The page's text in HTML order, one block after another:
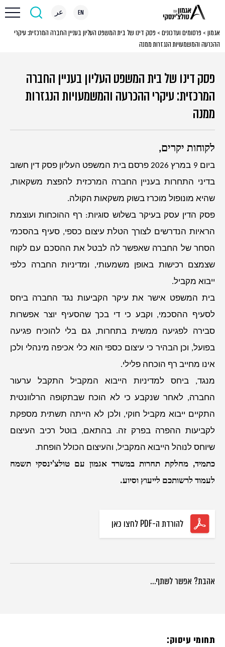
EN عر
אגמון > פרסומים ועדכונים > פסק דינו של בית המשפט העליון בעניין החברה המרכזית: עיקרי
ההכרעה והמשמעויות הנגזרות ממנה
פסק דינו של בית המשפט העליון בעניין החברה
המרכזית: עיקרי ההכרעה והמשמעויות הנגזרות
ממנה
לקוחות יקרים,
ביום 9 במרץ 2026 פרסם בית המשפט העליון פסק דין חשוב
בדיני התחרות בעניין החברה המרכזית להפצת משקאות,
שהיא מונופול מוכרז בשוק משקאות הקולה.
פסק הדין עסק בעיקר בשלוש סוגיות: רף ההוכחות ועוצמת
הראיות הנדרשים לצורך הטלת עיצום כספי, סעיף בהסכמי
הסחר של החברה שאפשר לה לבטל את ההסכם עם לקוח
שצמצם רכישות באופן משמעותי, ומדיניות החברה כלפי
ייבוא מקביל.
בית המשפט אישר את עיקר הקביעות נגד החברה ביחס
לסעיף ההסכמי, וקבע כי די בכך שהסעיף יוצר אפשרות
סבירה לפגיעה ממשית בתחרות, גם בלי להוכיח פגיעה
בפועל, וכן הבהיר כי עיצום כספי הוא כלי אכיפה מינהלי ולכן
אינו מחייב רף הוכחה פלילי.
מנגד, ביחס למדיניות הייבוא המקביל התקבל ערעור
החברה, לאחר שנקבע כי לא הוכח שבתקופה הרלוונטית
התקיים ייבוא מקביל חוקי, ולכן לא הייתה תשתית מספקת
לקביעות ההפרה בפרק זה. בהתאם, בוטל רכיב העיצום
שיוחס לנוהל הייבוא המקביל, והעיצום הכולל הופחת.
כתמיד, מחלקת תחרות במשרד אגמון עם טולצ'ינסקי תשמח
לעמוד לרשותכם לייעוץ וסיוע.
להורדת ה-PDF לחצו כאן
אהבת? אפשר לשתף…
תחומי עיסוק: